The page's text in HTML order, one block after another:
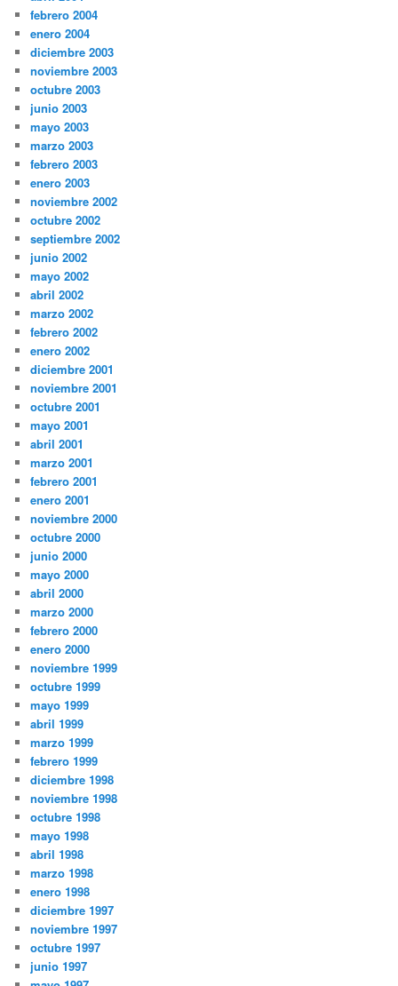
febrero 2004
enero 2004
diciembre 2003
noviembre 2003
octubre 2003
junio 2003
mayo 2003
marzo 2003
febrero 2003
enero 2003
noviembre 2002
octubre 2002
septiembre 2002
junio 2002
mayo 2002
abril 2002
marzo 2002
febrero 2002
enero 2002
diciembre 2001
noviembre 2001
octubre 2001
mayo 2001
abril 2001
marzo 2001
febrero 2001
enero 2001
noviembre 2000
octubre 2000
junio 2000
mayo 2000
abril 2000
marzo 2000
febrero 2000
enero 2000
noviembre 1999
octubre 1999
mayo 1999
abril 1999
marzo 1999
febrero 1999
diciembre 1998
noviembre 1998
octubre 1998
mayo 1998
abril 1998
marzo 1998
enero 1998
diciembre 1997
noviembre 1997
octubre 1997
junio 1997